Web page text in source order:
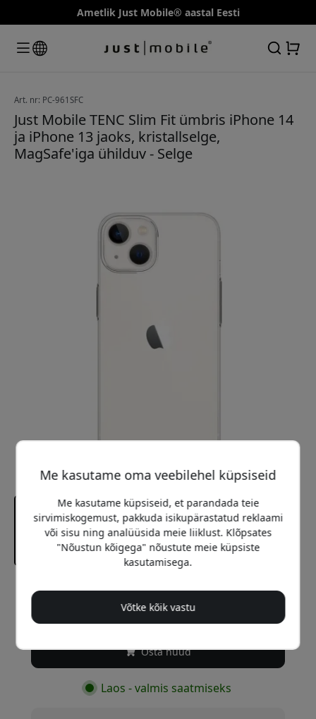
Ametlik Just Mobile® aastal Eesti
Art. nr: PC-961SFC
Just Mobile TENC Slim Fit ümbris iPhone 14
ja iPhone 13 jaoks, kristallselge,
MagSafe'iga ühilduv - Selge
Soovitatav hind
12.99 EUR
Osta nüüd
Laos - valmis saatmiseks
Me kasutame oma veebilehel küpsiseid
Me kasutame küpsiseid, et parandada teie
sirvimiskogemust, pakkuda isikupärastatud reklaami
või sisu ning analüüsida meie liiklust. Klõpsates
"Nõustun kõigega" nõustute meie küpsiste
kasutamisega.
Võtke kõik vastu